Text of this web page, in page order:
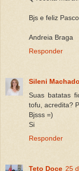
Bjs e feliz
Andreia Braga
Responder
Sileni Machado
Suas batatas
tofu, acredita?
Bjsss =)
Si
Responder
Teto Doce 25